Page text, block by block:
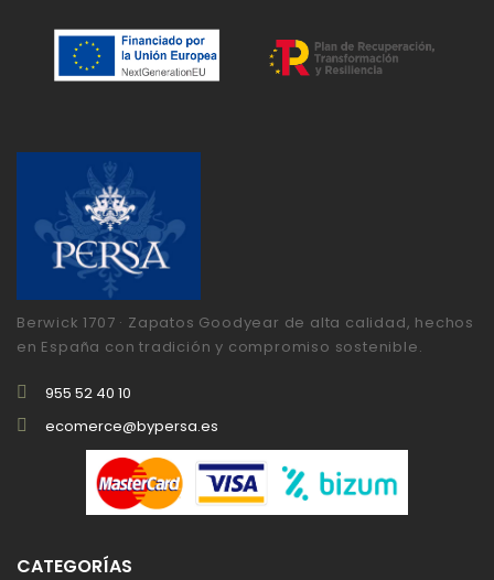
Berwick 1707 · Zapatos Goodyear de alta calidad, hechos
en España con tradición y compromiso sostenible.
955 52 40 10
ecomerce@bypersa.es
CATEGORÍAS